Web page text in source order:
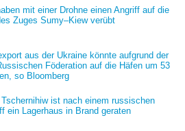
mit einer Drohne einen Angriff auf die
Zuges Sumy–Kiew verübt
aus der Ukraine könnte aufgrund der
Föderation auf die Häfen um 53
so Bloomberg
ist nach einem russischen
ein Lagerhaus in Brand geraten